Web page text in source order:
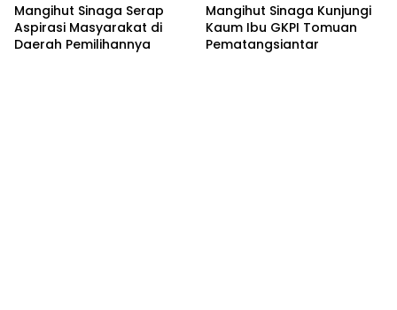
Mangihut Sinaga Serap
Aspirasi Masyarakat di
Daerah Pemilihannya
Mangihut Sinaga Kunjungi
Kaum Ibu GKPI Tomuan
Pematangsiantar